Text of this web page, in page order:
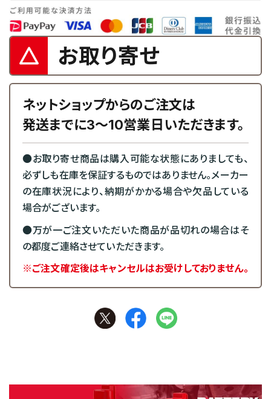
お取り寄せ
ネットショップからのご注文は
発送までに3～10営業日いただきます。
●お取り寄せ商品は購入可能な状態にありましても、
必ずしも在庫を保証するものではありません。メーカー
の在庫状況により、納期がかかる場合や欠品している
場合がございます。
●万が一ご注文いただいた商品が品切れの場合はそ
の都度ご連絡させていただきます。
※ご注文確定後はキャンセルはお受けしておりません。